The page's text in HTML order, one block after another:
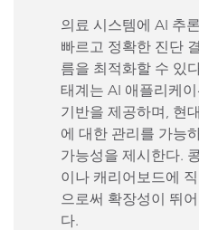
의료 시스템에 AI 추
빠르고 정확한 진단
름을 최적화할 수 있
태계는 AI 애플리케
기반을 제공하며, 현
에 대한 관리를 가능
가능성을 제시한다.
이나 캐리어보드에
으로써 확장성이 뛰
다.